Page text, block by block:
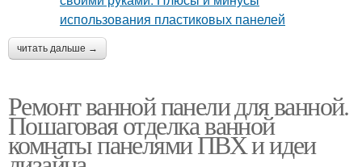
читать дальше →
Ремонт ванной панели для ванной.
Пошаговая отделка ванной
комнаты панелями ПВХ и идеи